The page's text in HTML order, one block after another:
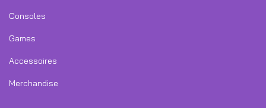
Consoles
Games
Accessoires
Merchandise